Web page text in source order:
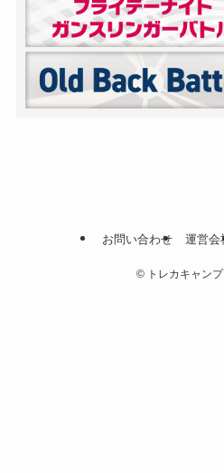
お問い合わせ 運営会
©トレカキャンプ